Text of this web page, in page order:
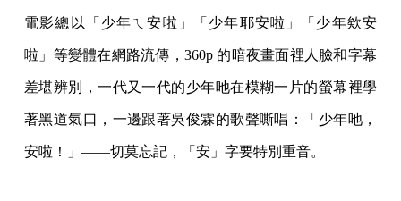
電影總以「少年ㄟ安啦」「少年耶安啦」「少年欸安
啦」等變體在網路流傳，360p 的暗夜畫面裡人臉和字幕
差堪辨別，一代又一代的少年吔在模糊一片的螢幕裡學
著黑道氣口，一邊跟著吳俊霖的歌聲嘶唱：「少年吔，
安啦！」——切莫忘記，「安」字要特別重音。